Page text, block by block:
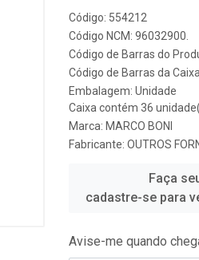
Código: 554212
Código NCM: 96032900.
Código de Barras do
Código de Barras da
Embalagem: Unidade
Caixa contém 36
Marca: MARCO BONI
Fabricante: OUTROS
Faça
cadastre-se para
Avise-me quando